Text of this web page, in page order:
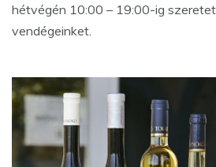
hétvégén 10:00 – 19:00-ig
vendégeinket.